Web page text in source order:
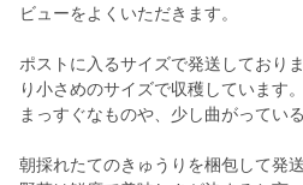
ビューをよくいただきます。
ポストに入るサイズで発送しており
り小さめのサイズで収穫しています。
まっすぐなものや、少し曲がってい
朝採れたてのきゅうりを梱包して発